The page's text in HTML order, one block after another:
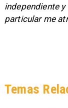
independiente
particular me
Temas